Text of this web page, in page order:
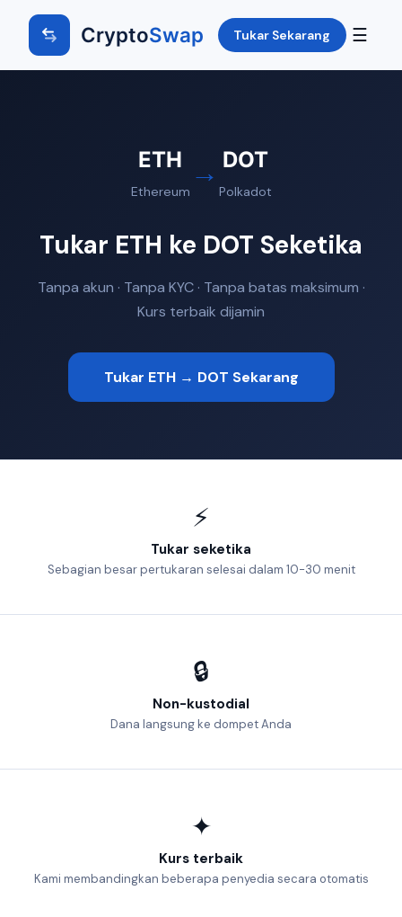
CryptoSwap Tukar Sekarang ☰
ETH
Ethereum
→ DOT
Polkadot
Tukar ETH ke DOT Seketika
Tanpa akun · Tanpa KYC · Tanpa batas maksimum ·
Kurs terbaik dijamin
Tukar ETH → DOT Sekarang
⚡
Tukar seketika
Sebagian besar pertukaran selesai dalam 10-30 menit
🔒
Non-kustodial
Dana langsung ke dompet Anda
✦
Kurs terbaik
Kami membandingkan beberapa penyedia secara otomatis